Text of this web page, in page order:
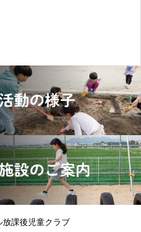
動の様子
設のご案内
課後児童クラブ